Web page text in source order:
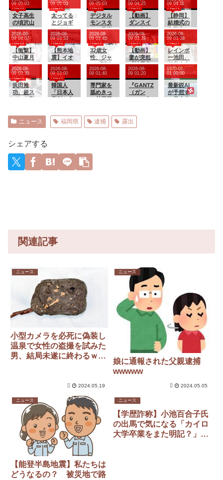
女子高生
の頃沢山
のジュー
スが生ま
れてそし
て消えて
いった
NEW
09 05:03
太ってる
とジョギ
ングどこ
ろかスト
レッチさ
え辛くな
るのよね
NEW
09 05:03
デジタル
モンスタ
ー！目指
せ、最強
のデジモ
ンテイマ
ー！ 第
１３０話
NEW
09 05:03
【動画】
ダンスイ
ベントで
乳首が全
開でポロ
リするハ
プニング
ｗｗｗｗ
ｗｗ
NEW
09 04:25
【静岡】
結婚式の
衣装合わ
せに向か
った夫婦
「何度も
何度も追
突され…
何が目的
か本当に
理解でき
ない」東
NEW
09 04:11
【衝撃】
中山夏月
姫、ハロ
ヲタもド
ン引きの
色恋営業
っぷりを
NEW
2026-08-
09 04:07
【熊本地
震】イオ
ンモール
熊本 従
業員の避
難誘導
で、社内
NEW
2026-08-
09 03:53
32歳女
性、ジャ
ンプ関連
グッズを
『注文キ
ャンセ
ル』繰り
NEW
2026-08-
09 03:45
【動画】
妻が突然
「社長息
子との子
供妊娠し
たw悔し
いなら早
間、誰も
探さず無
NEW
2026-08-
09 03:39
レインボ
ー池田、
超美人女
子アナと
結婚www
NEW
2026-08-
09 03:38
浜田雅
功、超ス
出に共演
者衝撃
NEW
2026-08-
09 03:35
韓国人
「日本人
ッカー協
会の衝撃
声！」
→「日本
人審判の
NEW
2026-08-
09 03:00
専門家を
舐めきっ
本の反撃
能力が地
というス
で番組制
2026-08-
09 01:40
『GANTZ
（ガン
ルが終了
間際！全
2026-08-
09 01:20
最新鋭AI
が予想す
1970-01-
01 00:00
ニュース 福岡県 逮捕 露出
シェアする
関連記事
ニュース
小型カメラを必死に偽装し
温泉で女性の盗撮を試みた
男、結局未遂に終わるｗｗ
2024.05.19
ニュース
娘に通報された父親逮捕
wwwww
2024.05.05
ニュース
【能登半島地震】私たちは
どうなるの？ 被災地で路
ニュース
【学歴詐称】小池百合子氏
の出馬で気になる「カイロ
大学卒業をまた明記？」そ